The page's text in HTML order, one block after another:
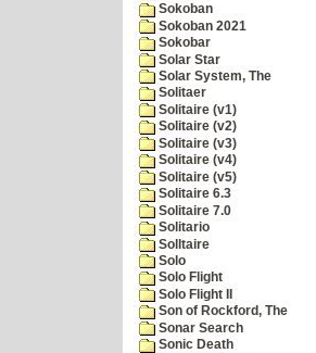
Sokoban
Sokoban 2021
Sokobar
Solar Star
Solar System, The
Solitaer
Solitaire (v1)
Solitaire (v2)
Solitaire (v3)
Solitaire (v4)
Solitaire (v5)
Solitaire 6.3
Solitaire 7.0
Solitario
Solltaire
Solo
Solo Flight
Solo Flight II
Son of Rockford, The
Sonar Search
Sonic Death